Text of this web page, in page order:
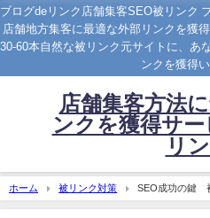
ブログdeリンク店舗集客SEO被リンク
店舗地方集客に最適な外部リンクを獲
30-60本自然な被リンク元サイトに、あ
ンクを獲得
店舗集客方法
ンクを獲得サ
リ
ホーム 被リンク対策
SEO成功の鍵
解説